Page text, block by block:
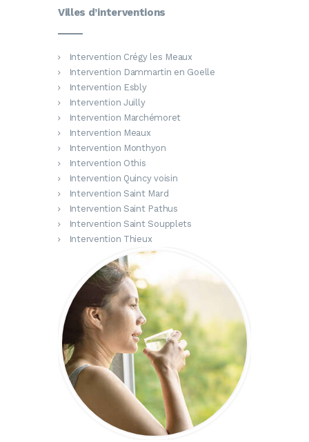
Villes d’interventions
Intervention Crégy les Meaux
Intervention Dammartin en Goelle
Intervention Esbly
Intervention Juilly
Intervention Marchémoret
Intervention Meaux
Intervention Monthyon
Intervention Othis
Intervention Quincy voisin
Intervention Saint Mard
Intervention Saint Pathus
Intervention Saint Soupplets
Intervention Thieux